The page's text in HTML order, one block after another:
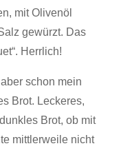
mit Olivenöl
gewürzt. Das
Herrlich!
schon mein
Brot. Leckeres,
Brot, ob mit
mittlerweile nicht